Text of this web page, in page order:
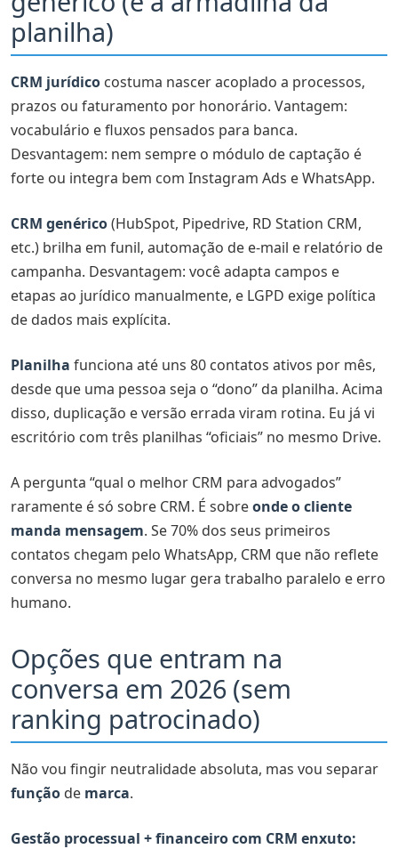
planilha)
CRM jurídico costuma nascer acoplado a processos,
prazos ou faturamento por honorário. Vantagem:
vocabulário e fluxos pensados para banca.
Desvantagem: nem sempre o módulo de captação é
forte ou integra bem com Instagram Ads e WhatsApp.
CRM genérico(HubSpot, Pipedrive, RD Station CRM,
etc.) brilha em funil, automação de e-mail e relatório de
campanha. Desvantagem: você adapta campos e
etapas ao jurídico manualmente, e LGPD exige política
de dados mais explícita.
Planilha funciona até uns 80 contatos ativos por mês,
desde que uma pessoa seja o “dono” da planilha. Acima
disso, duplicação e versão errada viram rotina. Eu já vi
escritório com três planilhas “oficiais” no mesmo Drive.
A pergunta “qual o melhor CRM para advogados”
raramente é só sobre CRM. É sobreonde o cliente
manda mensagem. Se 70% dos seus primeiros
contatos chegam pelo WhatsApp, CRM que não reflete
conversa no mesmo lugar gera trabalho paralelo e erro
humano.
Opções que entram na
conversa em 2026 (sem
ranking patrocinado)
Não vou fingir neutralidade absoluta, mas vou separar
função de marca.
Gestão processual + financeiro com CRM enxuto: